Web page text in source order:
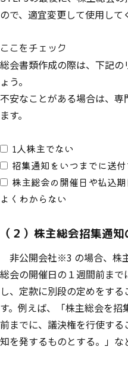
ので、適宜変更して使用して
ここをチェック
総会書類作成の際は、下記
ょう。
不安なことがある場合は、
ます。
1人株主でない
招集通知をいつまでに送
株主総会の開催日や払込
よくわからない
（２）株主総会招集通
非公開会社※3 の場合、株
総会の開催日の１週間前ま
し、定款に別段の定めをす
す。例えば、「株主総会を
前までに、議決権を行使す
知を発するものとする。」な